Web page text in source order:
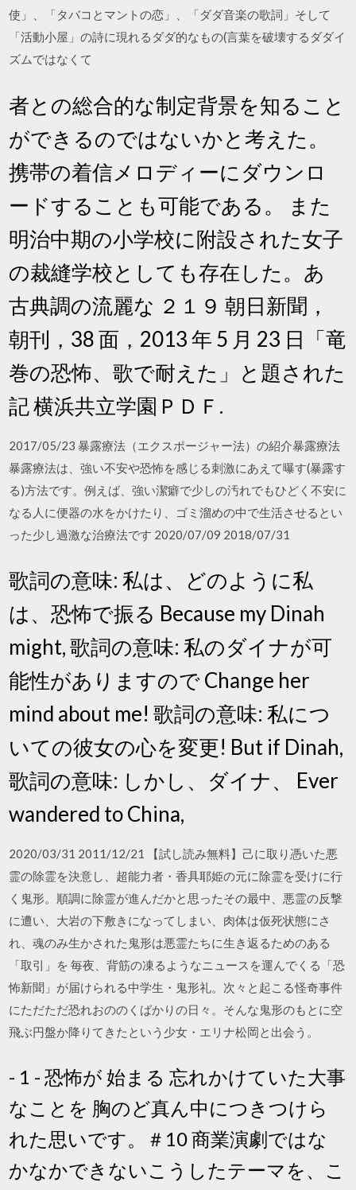
使」、「タバコとマントの恋」、「ダダ音楽の歌詞」そして
「活動小屋」の詩に現れるダダ的なもの(言葉を破壊するダダイ
ズムではなくて
者との総合的な制定背景を知ること
ができるのではないかと考えた。
携帯の着信メロディーにダウンロ
ードすることも可能である。 また
明治中期の小学校に附設された女子
の裁縫学校としても存在した。あ
古典調の流麗な ２１９ 朝日新聞，
朝刊，38 面，2013 年 5 月 23 日「竜
巻の恐怖、歌で耐えた」と題された
記 横浜共立学園ＰＤＦ.
2017/05/23 暴露療法（エクスポージャー法）の紹介暴露療法
暴露療法は、強い不安や恐怖を感じる刺激にあえて曝す(暴露す
る)方法です。例えば、強い潔癖で少しの汚れでもひどく不安に
なる人に便器の水をかけたり、ゴミ溜めの中で生活させるとい
った少し過激な治療法です 2020/07/09 2018/07/31
歌詞の意味: 私は、どのように私
は、恐怖で振る Because my Dinah
might, 歌詞の意味: 私のダイナが可
能性がありますので Change her
mind about me! 歌詞の意味: 私につ
いての彼女の心を変更! But if Dinah,
歌詞の意味: しかし、ダイナ、 Ever
wandered to China,
2020/03/31 2011/12/21 【試し読み無料】己に取り憑いた悪
霊の除霊を決意し、超能力者・香具耶姫の元に除霊を受けに行
く鬼形。順調に除霊が進んだかと思ったその最中、悪霊の反撃
に遭い、大岩の下敷きになってしまい、肉体は仮死状態にさ
れ、魂のみ生かされた鬼形は悪霊たちに生き返るためのある
「取引」を 毎夜、背筋の凍るようなニュースを運んでくる「恐
怖新聞」が届けられる中学生・鬼形礼。次々と起こる怪奇事件
にただただ恐れおののくばかりの日々。そんな鬼形のもとに空
飛ぶ円盤か降りてきたという少女・エリナ松岡と出会う。
- 1 - 恐怖が 始まる 忘れかけていた大事
なことを 胸のど真ん中につきつけら
れた思いです。＃10 商業演劇ではな
かなかできないこうしたテーマを、こ